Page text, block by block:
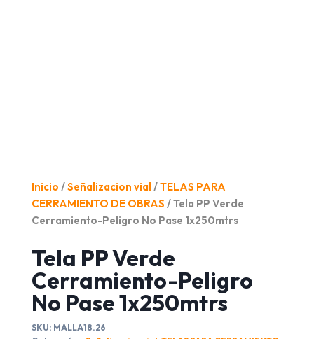
Inicio /Señalizacion vial /TELAS PARA
CERRAMIENTO DE OBRAS / Tela PP Verde
Cerramiento-Peligro No Pase 1x250mtrs
Tela PP Verde
Cerramiento-Peligro
No Pase 1x250mtrs
SKU: MALLA18.26